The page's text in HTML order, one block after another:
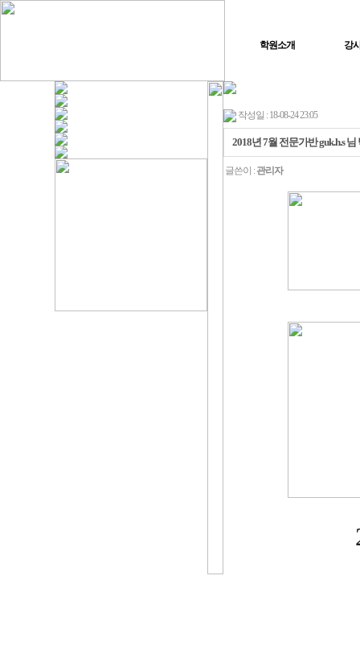
학원소개 강
작성일 : 18-08-24 23:05
2018년 7월 전문가반 guk.h.s
글쓴이 : 관리자